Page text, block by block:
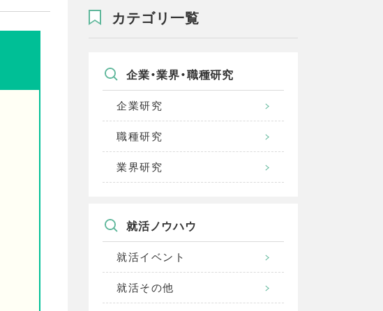
カテゴリ一覧
企業・業界・職種研究
企業研究
職種研究
業界研究
就活ノウハウ
就活イベント
就活その他